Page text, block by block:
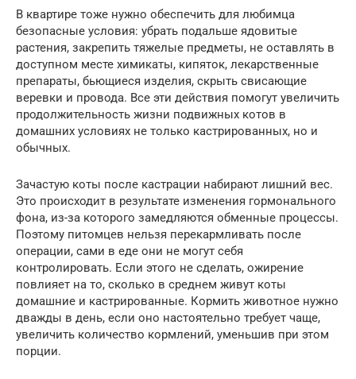
В квартире тоже нужно обеспечить для любимца
безопасные условия: убрать подальше ядовитые
растения, закрепить тяжелые предметы, не оставлять в
доступном месте химикаты, кипяток, лекарственные
препараты, бьющиеся изделия, скрыть свисающие
веревки и провода. Все эти действия помогут увеличить
продолжительность жизни подвижных котов в
домашних условиях не только кастрированных, но и
обычных.
Зачастую коты после кастрации набирают лишний вес.
Это происходит в результате изменения гормонального
фона, из-за которого замедляются обменные процессы.
Поэтому питомцев нельзя перекармливать после
операции, сами в еде они не могут себя
контролировать. Если этого не сделать, ожирение
повлияет на то, сколько в среднем живут коты
домашние и кастрированные. Кормить животное нужно
дважды в день, если оно настоятельно требует чаще,
увеличить количество кормлений, уменьшив при этом
порции.